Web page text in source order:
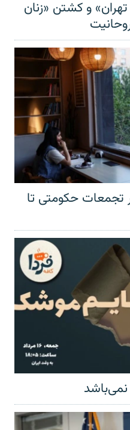
و کشتن «زنان
تجمعات حکومتی تا